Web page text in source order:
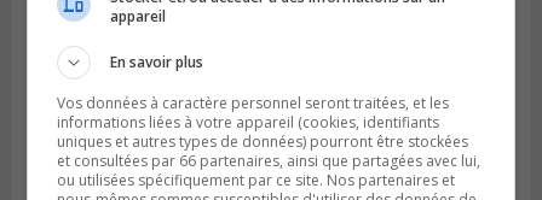
SAINT-CATHERINE
Publié le 30 juillet 2026 à 07h58
appareil
En savoir plus
Vos données à caractère personnel seront traitées, et les
informations liées à votre appareil (cookies, identifiants
uniques et autres types de données) pourront être stockées
et consultées par 66 partenaires, ainsi que partagées avec lui,
ou utilisées spécifiquement par ce site. Nos partenaires et